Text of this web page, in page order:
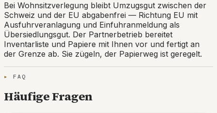
Bei Wohnsitzverlegung bleibt Umzugsgut zwischen der
Schweiz und der EU abgabenfrei — Richtung EU mit
Ausfuhrveranlagung und Einfuhranmeldung als
Übersiedlungsgut. Der Partnerbetrieb bereitet
Inventarliste und Papiere mit Ihnen vor und fertigt an
der Grenze ab. Sie zügeln, der Papierweg ist geregelt.
FAQ
Häufige Fragen